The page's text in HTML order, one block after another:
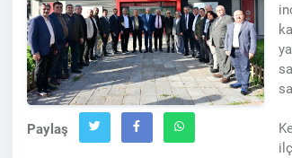
Paylaş